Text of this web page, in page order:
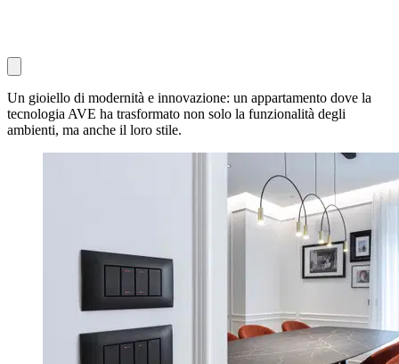
Un gioiello di modernità e innovazione: un appartamento dove la
tecnologia AVE ha trasformato non solo la funzionalità degli
ambienti, ma anche il loro stile.